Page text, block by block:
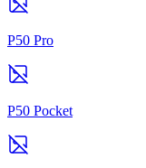
P50 Pro
P50 Pocket